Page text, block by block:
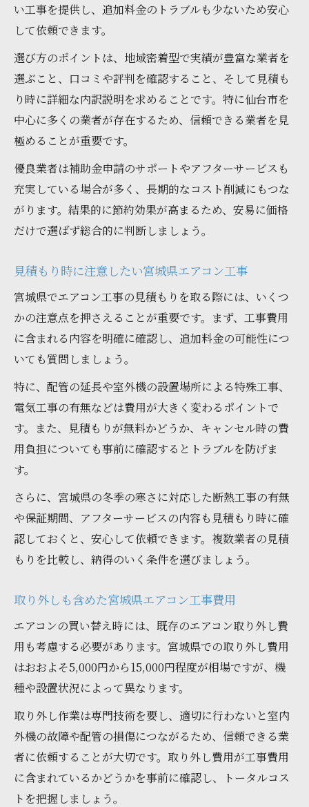
い工事を提供し、追加料金のトラブルも少ないため安心
して依頼できます。
選び方のポイントは、地域密着型で実績が豊富な業者を
選ぶこと、口コミや評判を確認すること、そして見積も
り時に詳細な内訳説明を求めることです。特に仙台市を
中心に多くの業者が存在するため、信頼できる業者を見
極めることが重要です。
優良業者は補助金申請のサポートやアフターサービスも
充実している場合が多く、長期的なコスト削減にもつな
がります。結果的に節約効果が高まるため、安易に価格
だけで選ばず総合的に判断しましょう。
見積もり時に注意したい宮城県エアコン工事
宮城県でエアコン工事の見積もりを取る際には、いくつ
かの注意点を押さえることが重要です。まず、工事費用
に含まれる内容を明確に確認し、追加料金の可能性につ
いても質問しましょう。
特に、配管の延長や室外機の設置場所による特殊工事、
電気工事の有無などは費用が大きく変わるポイントで
す。また、見積もりが無料かどうか、キャンセル時の費
用負担についても事前に確認するとトラブルを防げま
す。
さらに、宮城県の冬季の寒さに対応した断熱工事の有無
や保証期間、アフターサービスの内容も見積もり時に確
認しておくと、安心して依頼できます。複数業者の見積
もりを比較し、納得のいく条件を選びましょう。
取り外しも含めた宮城県エアコン工事費用
エアコンの買い替え時には、既存のエアコン取り外し費
用も考慮する必要があります。宮城県での取り外し費用
はおおよそ5,000円から15,000円程度が相場ですが、機
種や設置状況によって異なります。
取り外し作業は専門技術を要し、適切に行わないと室内
外機の故障や配管の損傷につながるため、信頼できる業
者に依頼することが大切です。取り外し費用が工事費用
に含まれているかどうかを事前に確認し、トータルコス
トを把握しましょう。